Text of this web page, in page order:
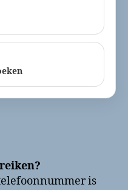
is